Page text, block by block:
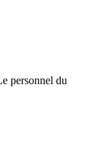
personnel du